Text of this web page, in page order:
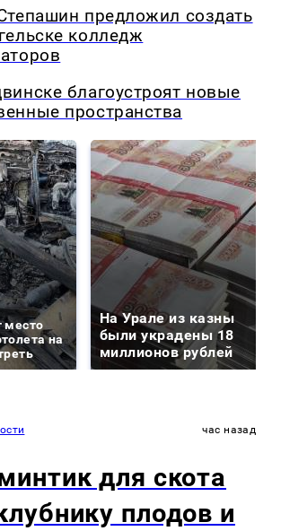
предложил создать
колледж
благоустроят новые
пространства
место
на
На Урале из казны
были украдены 18
миллионов рублей
час назад
для скота
плодов и